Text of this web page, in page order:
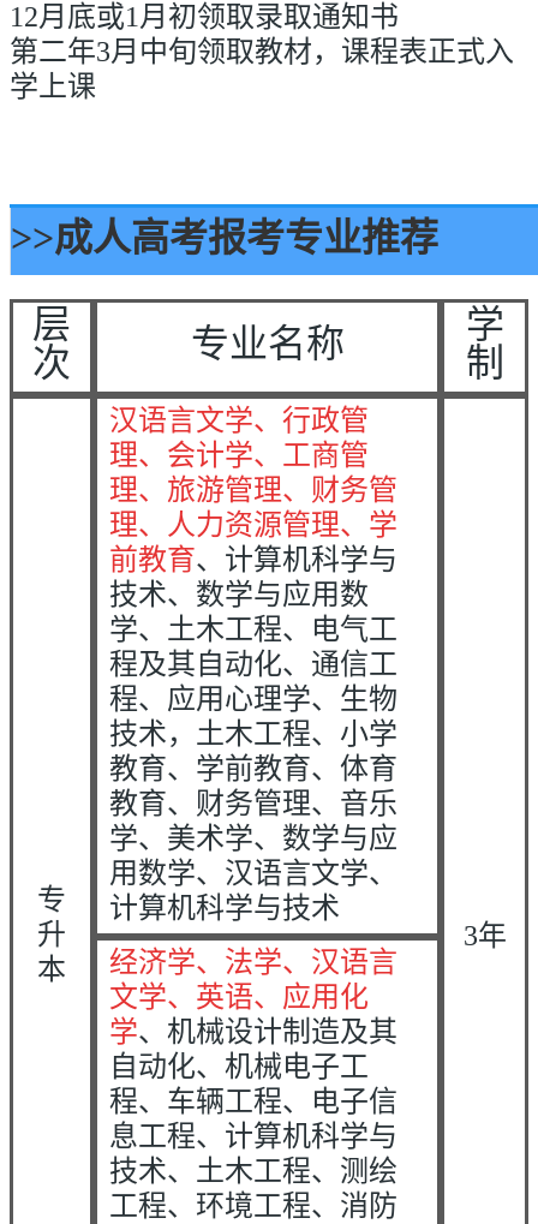
12月底或1月初领取录取通知书
第二年3月中旬领取教材，课程表正式入
学上课
>>成人高考报考专业推荐
层
次
专业名称
学
制
专
升
本
汉语言文学、行政管
理、会计学、工商管
理、旅游管理、财务管
理、人力资源管理、学
前教育、计算机科学与
技术、数学与应用数
学、土木工程、电气工
程及其自动化、通信工
程、应用心理学、生物
技术，土木工程、小学
教育、学前教育、体育
教育、财务管理、音乐
学、美术学、数学与应
用数学、汉语言文学、
计算机科学与技术
3年
经济学、法学、 汉语言
文学、英语、应用化
学、机械设计制造及其
自动化、机械电子工
程、车辆工程、电子信
息工程、计算机科学与
技术、土木工程、测绘
工程、环境工程、消防